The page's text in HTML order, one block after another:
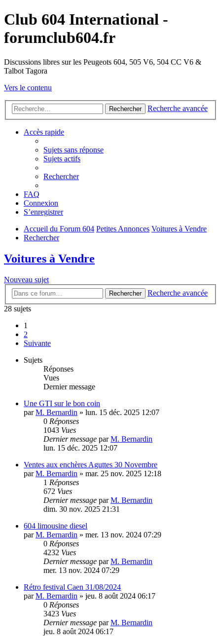
Club 604 International -
forumclub604.fr
Discussions libres sur les Peugeots 604, 505 V6, 504 CC V6 &
Talbot Tagora
Vers le contenu
Rechercher Recherche avancée
Accès rapide
Sujets sans réponse
Sujets actifs
Rechercher
FAQ
Connexion
S’enregistrer
Accueil du Forum 604 Petites Annonces Voitures à Vendre
Rechercher
Voitures à Vendre
Nouveau sujet
Rechercher
Recherche avancée
28 sujets
1
2
Suivante
Sujets
Réponses
Vues
Dernier message
Une GTI sur le bon coin
parM. Bernardin » lun. 15 déc. 2025 12:07
0 Réponses
1043 Vues
Dernier message parM. Bernardin
lun. 15 déc. 2025 12:07
Ventes aux enchères Aguttes 30 Novembre
parM. Bernardin » mar. 25 nov. 2025 12:18
1 Réponses
672 Vues
Dernier message parM. Bernardin
dim. 30 nov. 2025 21:31
604 limousine diesel
parM. Bernardin » mer. 13 nov. 2024 07:29
0 Réponses
4232 Vues
Dernier message parM. Bernardin
mer. 13 nov. 2024 07:29
Rétro festival Caen 31/08/2024
parM. Bernardin » jeu. 8 août 2024 06:17
0 Réponses
3423 Vues
Dernier message parM. Bernardin
jeu. 8 août 2024 06:17